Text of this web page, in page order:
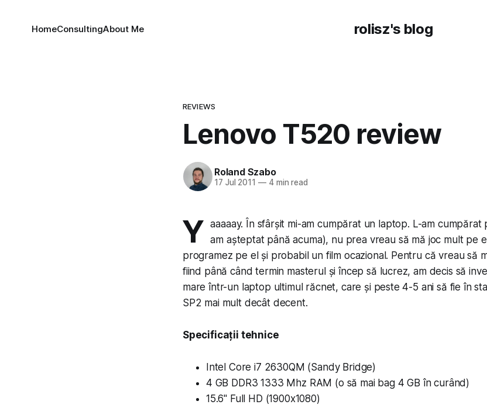
rolisz's blog
HomeConsultingAbout Me
REVIEWS
Lenovo T520 review
Roland Szabo
17 Jul 2011 —4 min read
Y aaaaay. În sfârșit mi-am cumpărat un laptop. L-am
am așteptat până acuma), nu prea vreau să mă joc mult pe
programez pe el și probabil un film ocazional. Pentru că vreau să
fiind până când termin masterul și încep să lucrez, am decis să
mare într-un laptop ultimul răcnet, care și peste 4-5 ani să fie în
SP2 mai mult decât decent.
Speci­fi­cații tehnice
Intel Core i7 2630QM (Sandy Bridge)
4 GB DDR3 1333 Mhz RAM (o să mai bag 4 GB în curând)
15.6" Full HD (1900x1080)